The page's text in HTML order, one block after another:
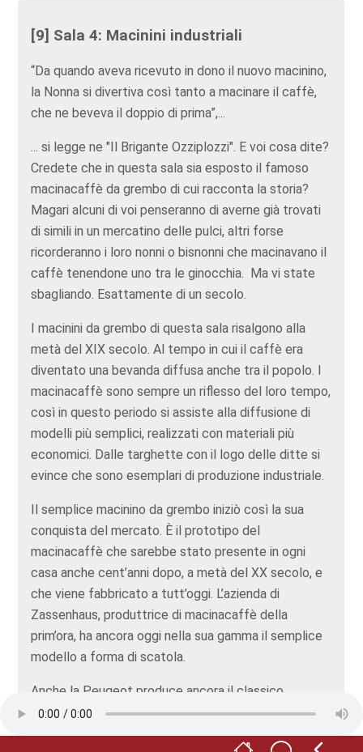
[9] Sala 4: Macinini industriali
“Da quando aveva ricevuto in dono il nuovo macinino,
la Nonna si divertiva così tanto a macinare il caffè,
che ne beveva il doppio di prima”,...
... si legge ne "Il Brigante Ozziplozzi". E voi cosa dite?
Credete che in questa sala sia esposto il famoso
macinacaffè da grembo di cui racconta la storia?
Magari alcuni di voi penseranno di averne già trovati
di simili in un mercatino delle pulci, altri forse
ricorderanno i loro nonni o bisnonni che macinavano il
caffè tenendone uno tra le ginocchia. Ma vi state
sbagliando. Esattamente di un secolo.
I macinini da grembo di questa sala risalgono alla
metà del XIX secolo. Al tempo in cui il caffè era
diventato una bevanda diffusa anche tra il popolo. I
macinacaffè sono sempre un riflesso del loro tempo,
così in questo periodo si assiste alla diffusione di
modelli più semplici, realizzati con materiali più
economici. Dalle targhette con il logo delle ditte si
evince che sono esemplari di produzione industriale.
Il semplice macinino da grembo iniziò così la sua
conquista del mercato. È il prototipo del
macinacaffè che sarebbe stato presente in ogni
casa anche cent’anni dopo, a metà del XX secolo, e
che viene fabbricato a tutt’oggi. L’azienda di
Zassenhaus, produttrice di macinacaffè della
prim’ora, ha ancora oggi nella sua gamma il semplice
modello a forma di scatola.
Anche la Peugeot produce ancora il classico
macinacaffè in legno a forma di scatola. Proprio
così, la stessa azienda che è principalmente nota